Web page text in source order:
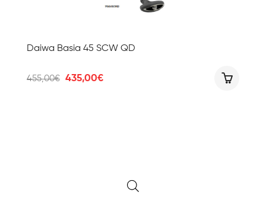
Daiwa Basia 45 SCW QD
455,00€ Il
435,00€Il